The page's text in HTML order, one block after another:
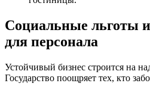
Социальные льготы
для персонала
Устойчивый бизнес строится на
Государство поощряет тех, кто